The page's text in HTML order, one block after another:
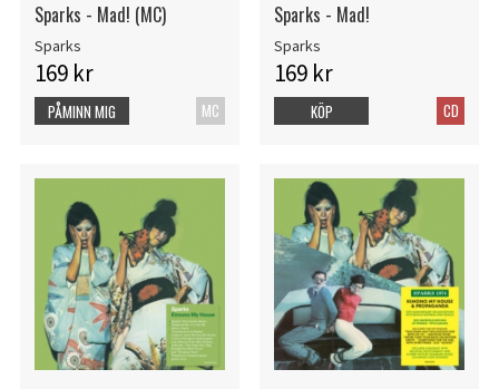
Sparks - Mad! (MC)
Sparks
169 kr
MC
PÅMINN MIG
Sparks - Mad!
Sparks
169 kr
CD
KÖP